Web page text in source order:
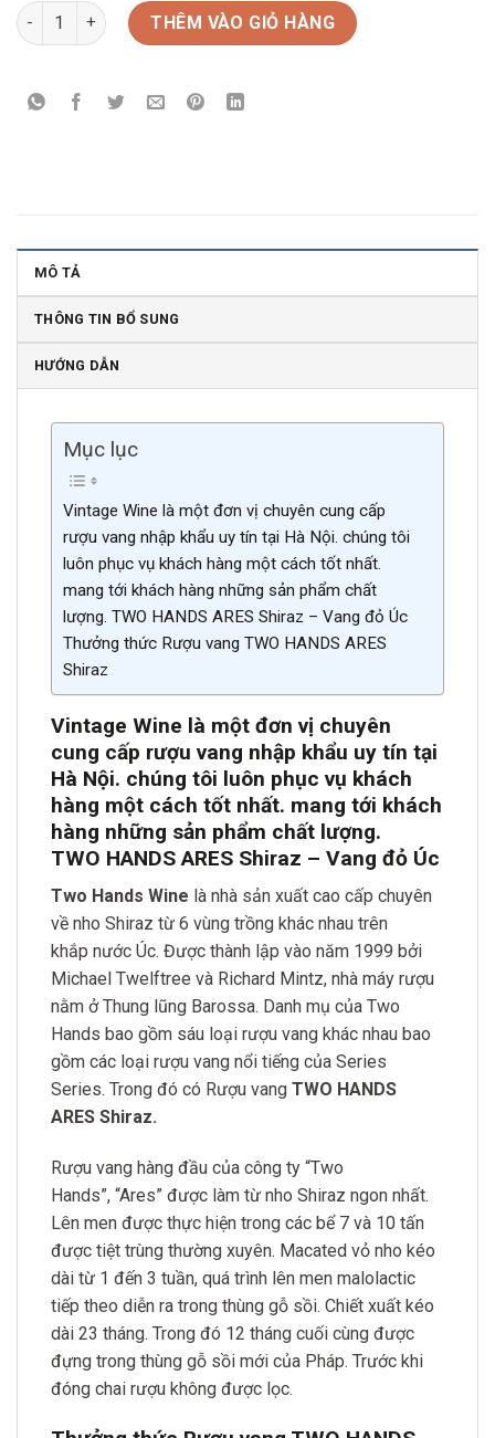
Rượu vang Úc TWO HANDS ARES Shiraz số lượng
THÊM VÀO GIỎ HÀNG
MÔ TẢ
THÔNG TIN BỔ SUNG
HƯỚNG DẪN
Mục lục
Vintage Wine là một đơn vị chuyên cung cấp
rượu vang nhập khẩu uy tín tại Hà Nội. chúng tôi
luôn phục vụ khách hàng một cách tốt nhất.
mang tới khách hàng những sản phẩm chất
lượng. TWO HANDS ARES Shiraz – Vang đỏ Úc
Thưởng thức Rượu vang TWO HANDS ARES
Shiraz
Vintage Wine là một đơn vị chuyên
cung cấp rượu vang nhập khẩu uy tín tại
Hà Nội. chúng tôi luôn phục vụ khách
hàng một cách tốt nhất. mang tới khách
hàng những sản phẩm chất lượng.
TWO HANDS ARES Shiraz – Vang đỏ Úc
Two Hands Wine là nhà sản xuất cao cấp chuyên
về nho Shiraz từ 6 vùng trồng khác nhau trên
khắp nước Úc. Được thành lập vào năm 1999 bởi
Michael Twelftree và Richard Mintz, nhà máy rượu
nằm ở Thung lũng Barossa. Danh mụ của Two
Hands bao gồm sáu loại rượu vang khác nhau bao
gồm các loại rượu vang nổi tiếng của Series
Series. Trong đó có Rượu vang TWO HANDS
ARES Shiraz.
Rượu vang hàng đầu của công ty “Two
Hands”, “Ares” được làm từ nho Shiraz ngon nhất.
Lên men được thực hiện trong các bể 7 và 10 tấn
được tiệt trùng thường xuyên. Macated vỏ nho kéo
dài từ 1 đến 3 tuần, quá trình lên men malolactic
tiếp theo diễn ra trong thùng gỗ sồi. Chiết xuất kéo
dài 23 tháng. Trong đó 12 tháng cuối cùng được
đựng trong thùng gỗ sồi mới của Pháp. Trước khi
đóng chai rượu không được lọc.